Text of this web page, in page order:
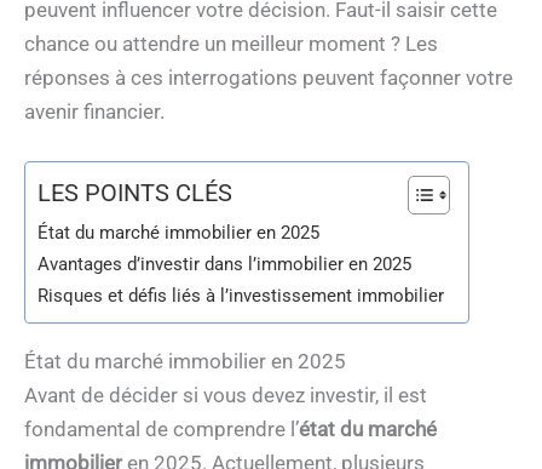
peuvent influencer votre décision. Faut-il saisir cette
chance ou attendre un meilleur moment ? Les
réponses à ces interrogations peuvent façonner votre
avenir financier.
LES POINTS CLÉS
État du marché immobilier en 2025
Avantages d’investir dans l’immobilier en 2025
Risques et défis liés à l’investissement immobilier
État du marché immobilier en 2025
Avant de décider si vous devez investir, il est
fondamental de comprendre l’état du marché
immobilieren 2025. Actuellement, plusieurs